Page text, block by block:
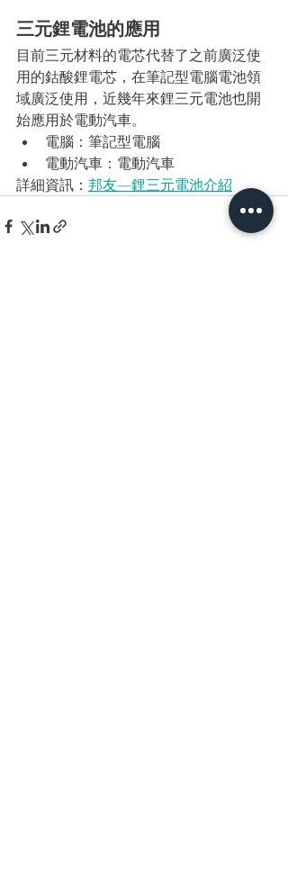
三元鋰電池的應用
目前三元材料的電芯代替了之前廣泛使
用的鈷酸鋰電芯，在筆記型電腦電池領
域廣泛使用，近幾年來鋰三元電池也開
始應用於電動汽車。
電腦：筆記型電腦
電動汽車：電動汽車
詳細資訊： 邦友—鋰三元電池介紹